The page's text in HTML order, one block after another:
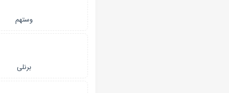
وستهم
برنلی